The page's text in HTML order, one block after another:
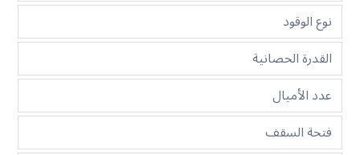
نوع الوقود
القدرة الحصانية
عدد الأميال
فتحة السقف